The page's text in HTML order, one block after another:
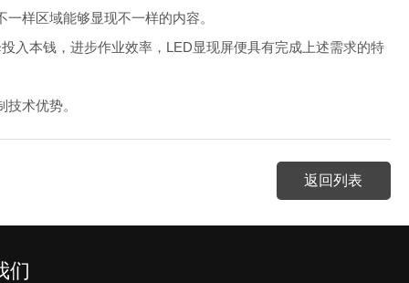
样区域能够显现不一样的内容。
入本钱，进步作业效率，LED显现屏便具有完成上述需求的特
术优势。
返回列表
们